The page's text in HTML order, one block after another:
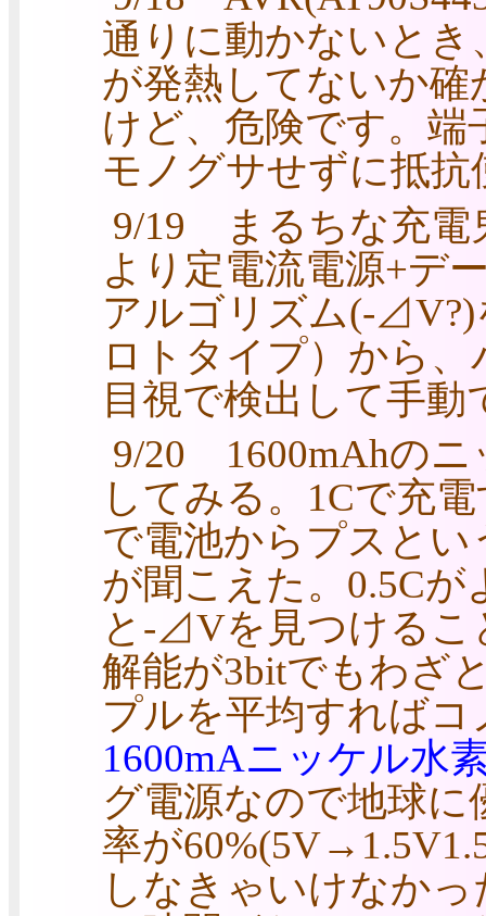
通りに動かないと
が発熱してないか
けど、危険です。
モノグサせずに抵
9/19 まるちな充電
より定電流電源+デ
アルゴリズム(-⊿V?)
ロトタイプ）から
目視で検出して手
9/20 1600mAhのニ
してみる。1Cで充
で電池からプスと
が聞こえた。0.5C
と-⊿Vを見つけるこ
解能が3bitでもわざ
プルを平均すればコ
1600mAニッケル水
グ電源なので地球
率が
しなきゃいけなかっ